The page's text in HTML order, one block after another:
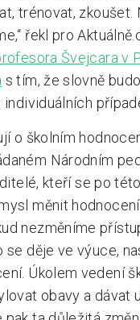
trénovat, zkoušet.
řekl pro
Švejcara v
s tím, že slovně
o školním
Národním
kteří se po
měnit
nezměníme
se děje ve výuce,
Úkolem vedení
obavy a dávat